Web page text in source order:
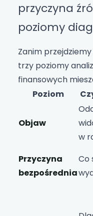
przyczyna
poziomy
Zanim
trzy poziomy
finansowych
Poziom
Objaw
w
Przyczyna
bezpośrednia
Co